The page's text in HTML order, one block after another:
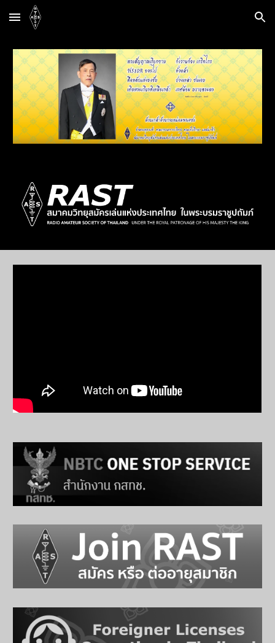
Skip to main content Skip to navigation